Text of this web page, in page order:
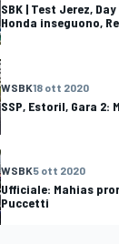
SBK | Test Jerez,
Honda inseguono,
WSBK18 ott 2020
SSP, Estoril, Gara
WSBK5 ott 2020
Ufficiale: Mahias
Puccetti